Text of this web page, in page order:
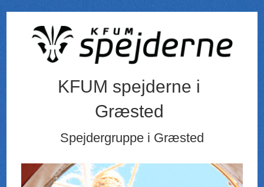
KFUM spejderne i
Græsted
Spejdergruppe i Græsted